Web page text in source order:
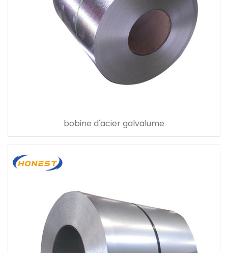
bobine d'acier galvalume